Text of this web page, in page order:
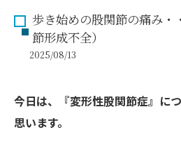
歩き始めの股関節の痛み・
節形成不全）
2025/08/13
今日は、『変形性股関節症』に
思います。